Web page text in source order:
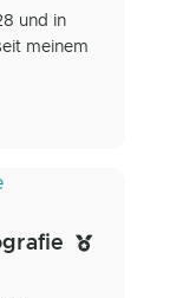
und in
meinem